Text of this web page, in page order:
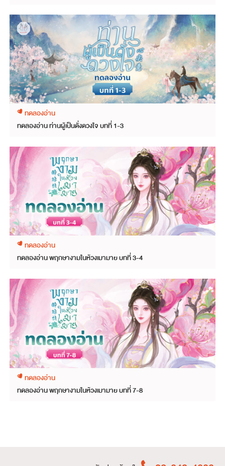
ทดลองอ่าน
ทดลองอ่าน ท่านผู้เป็นดั่งดวงใจ บทที่ 1-3
ทดลองอ่าน
ทดลองอ่าน พฤกษางามในห้วงเมามาย บทที่ 3-4
ทดลองอ่าน
ทดลองอ่าน พฤกษางามในห้วงเมามาย บทที่ 7-8